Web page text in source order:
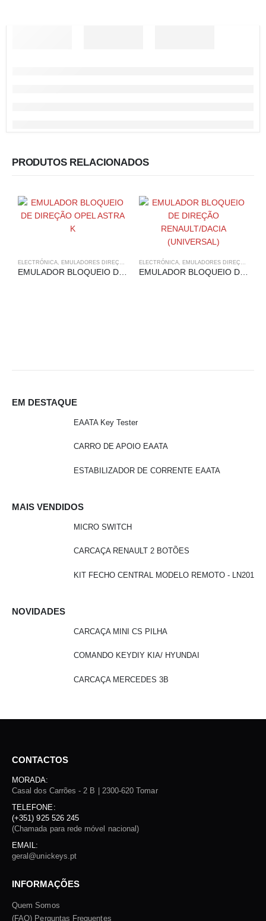
PRODUTOS RELACIONADOS
ELECTRÓNICA, EMULADORES DIREÇÃO OPEL
EMULADOR BLOQUEIO DE DIREÇÃO OPEL ASTRA K
ELECTRÓNICA, EMULADORES DIREÇÃO
EMULADOR BLOQUEIO DE DIREÇÃO RENAULT/DACIA (UNIVERSAL)
EM DESTAQUE
EAATA Key Tester
CARRO DE APOIO EAATA
ESTABILIZADOR DE CORRENTE EAATA
MAIS VENDIDOS
MICRO SWITCH
CARCAÇA RENAULT 2 BOTÕES
KIT FECHO CENTRAL MODELO REMOTO - LN201
NOVIDADES
CARCAÇA MINI CS PILHA
COMANDO KEYDIY KIA/ HYUNDAI
CARCAÇA MERCEDES 3B
CONTACTOS
MORADA:
Casal dos Carrões - 2 B | 2300-620 Tomar
TELEFONE:
(+351) 925 526 245
(Chamada para rede móvel nacional)
EMAIL:
geral@unickeys.pt
INFORMAÇÕES
Quem Somos
(FAQ) Perguntas Frequentes